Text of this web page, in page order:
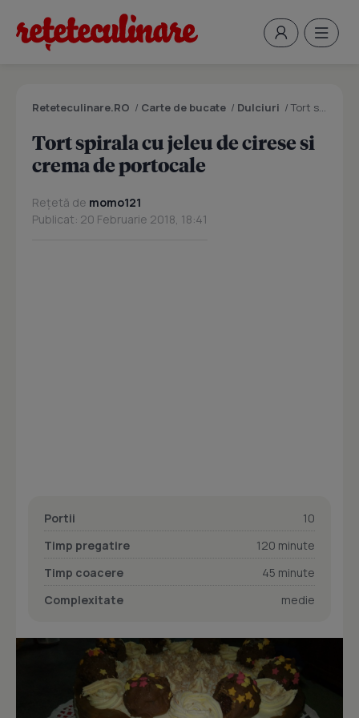
Reteteculinare.RO / Carte de bucate / Dulciuri /Tort spirala cu jeleu de cirese si crema de portocale
Tort spirala cu jeleu de cirese si
crema de portocale
Rețetă de momo121
Publicat: 20 Februarie 2018, 18:41
Portii
10
Timp pregatire
120 minute
Timp coacere
45 minute
Complexitate
medie